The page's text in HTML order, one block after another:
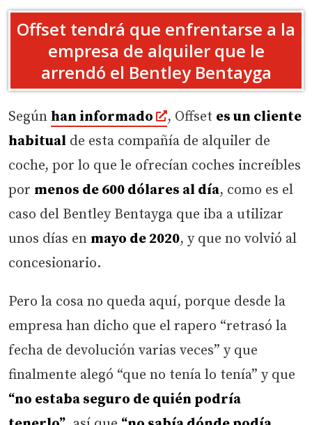
Offset tendrá que enfrentarse a la
empresa de alquiler que le
arrendó el Bentley Bentayga
Según han informado , Offset es un cliente
habitual de esta compañía de alquiler de
coche, por lo que le ofrecían coches increíbles
por menos de 600 dólares al día, como es el
caso del Bentley Bentayga que iba a utilizar
unos días en mayo de 2020, y que no volvió al
concesionario.
Pero la cosa no queda aquí, porque desde la
empresa han dicho que el rapero “retrasó la
fecha de devolución varias veces” y que
finalmente alegó “que no tenía lo tenía” y que
“no estaba seguro de quién podría